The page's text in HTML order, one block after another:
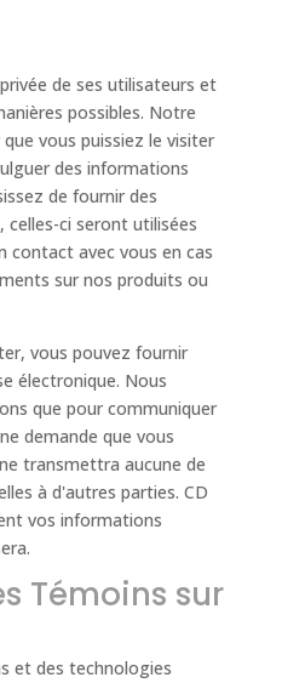
de ses utilisateurs et
possibles. Notre
vous puissiez le visiter
des informations
de fournir des
ci seront utilisées
contact avec vous en cas
sur nos produits ou
vous pouvez fournir
électronique. Nous
que pour communiquer
demande que vous
transmettra aucune de
à d'autres parties. CD
vos informations
Témoins sur
et des technologies